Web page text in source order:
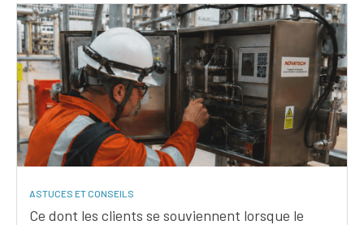
ASTUCES ET CONSEILS
Ce dont les clients se souviennent lorsque le